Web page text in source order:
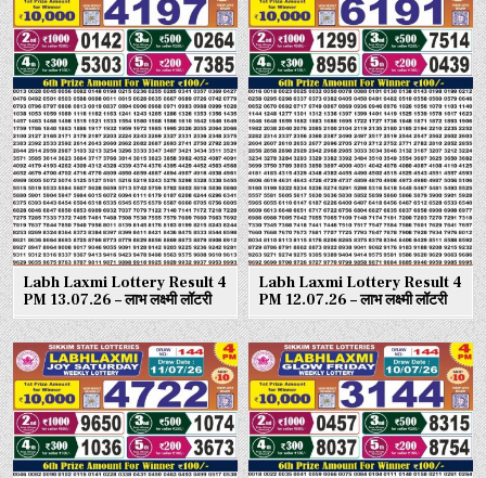
Labh Laxmi Lottery Result 4
PM 13.07.26 – लाभ लक्ष्मी लॉटरी
Labh Laxmi Lottery Result 4
PM 12.07.26 – लाभ लक्ष्मी लॉटरी